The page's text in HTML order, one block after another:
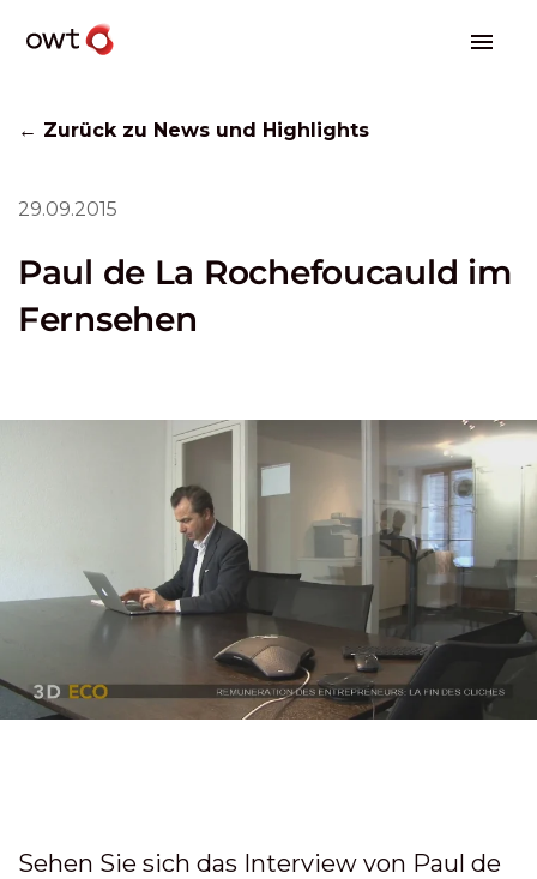
← Zurück zu News und Highlights
29.09.2015
Paul de La Rochefoucauld im
Fernsehen
Sehen Sie sich das Interview von Paul de